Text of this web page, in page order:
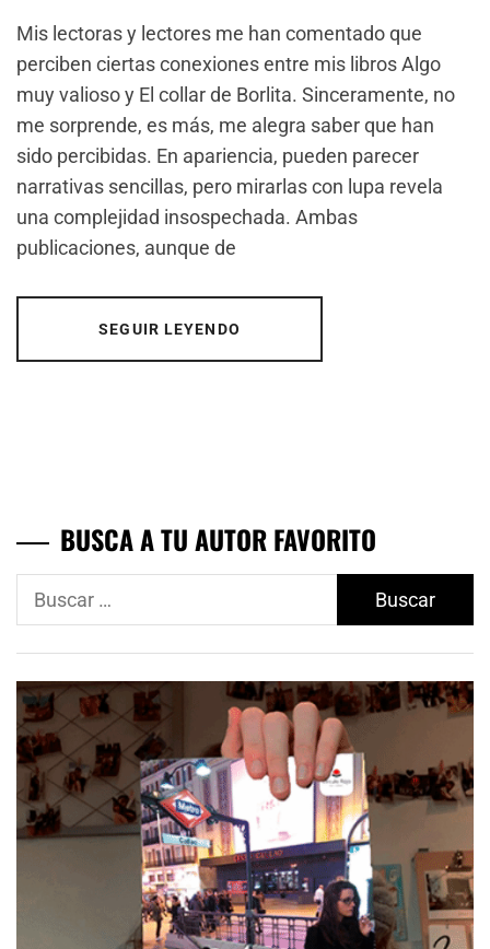
Mis lectoras y lectores me han comentado que
perciben ciertas conexiones entre mis libros Algo
muy valioso y El collar de Borlita. Sinceramente, no
me sorprende, es más, me alegra saber que han
sido percibidas. En apariencia, pueden parecer
narrativas sencillas, pero mirarlas con lupa revela
una complejidad insospechada. Ambas
publicaciones, aunque de
SEGUIR LEYENDO
BUSCA A TU AUTOR FAVORITO
Buscar: